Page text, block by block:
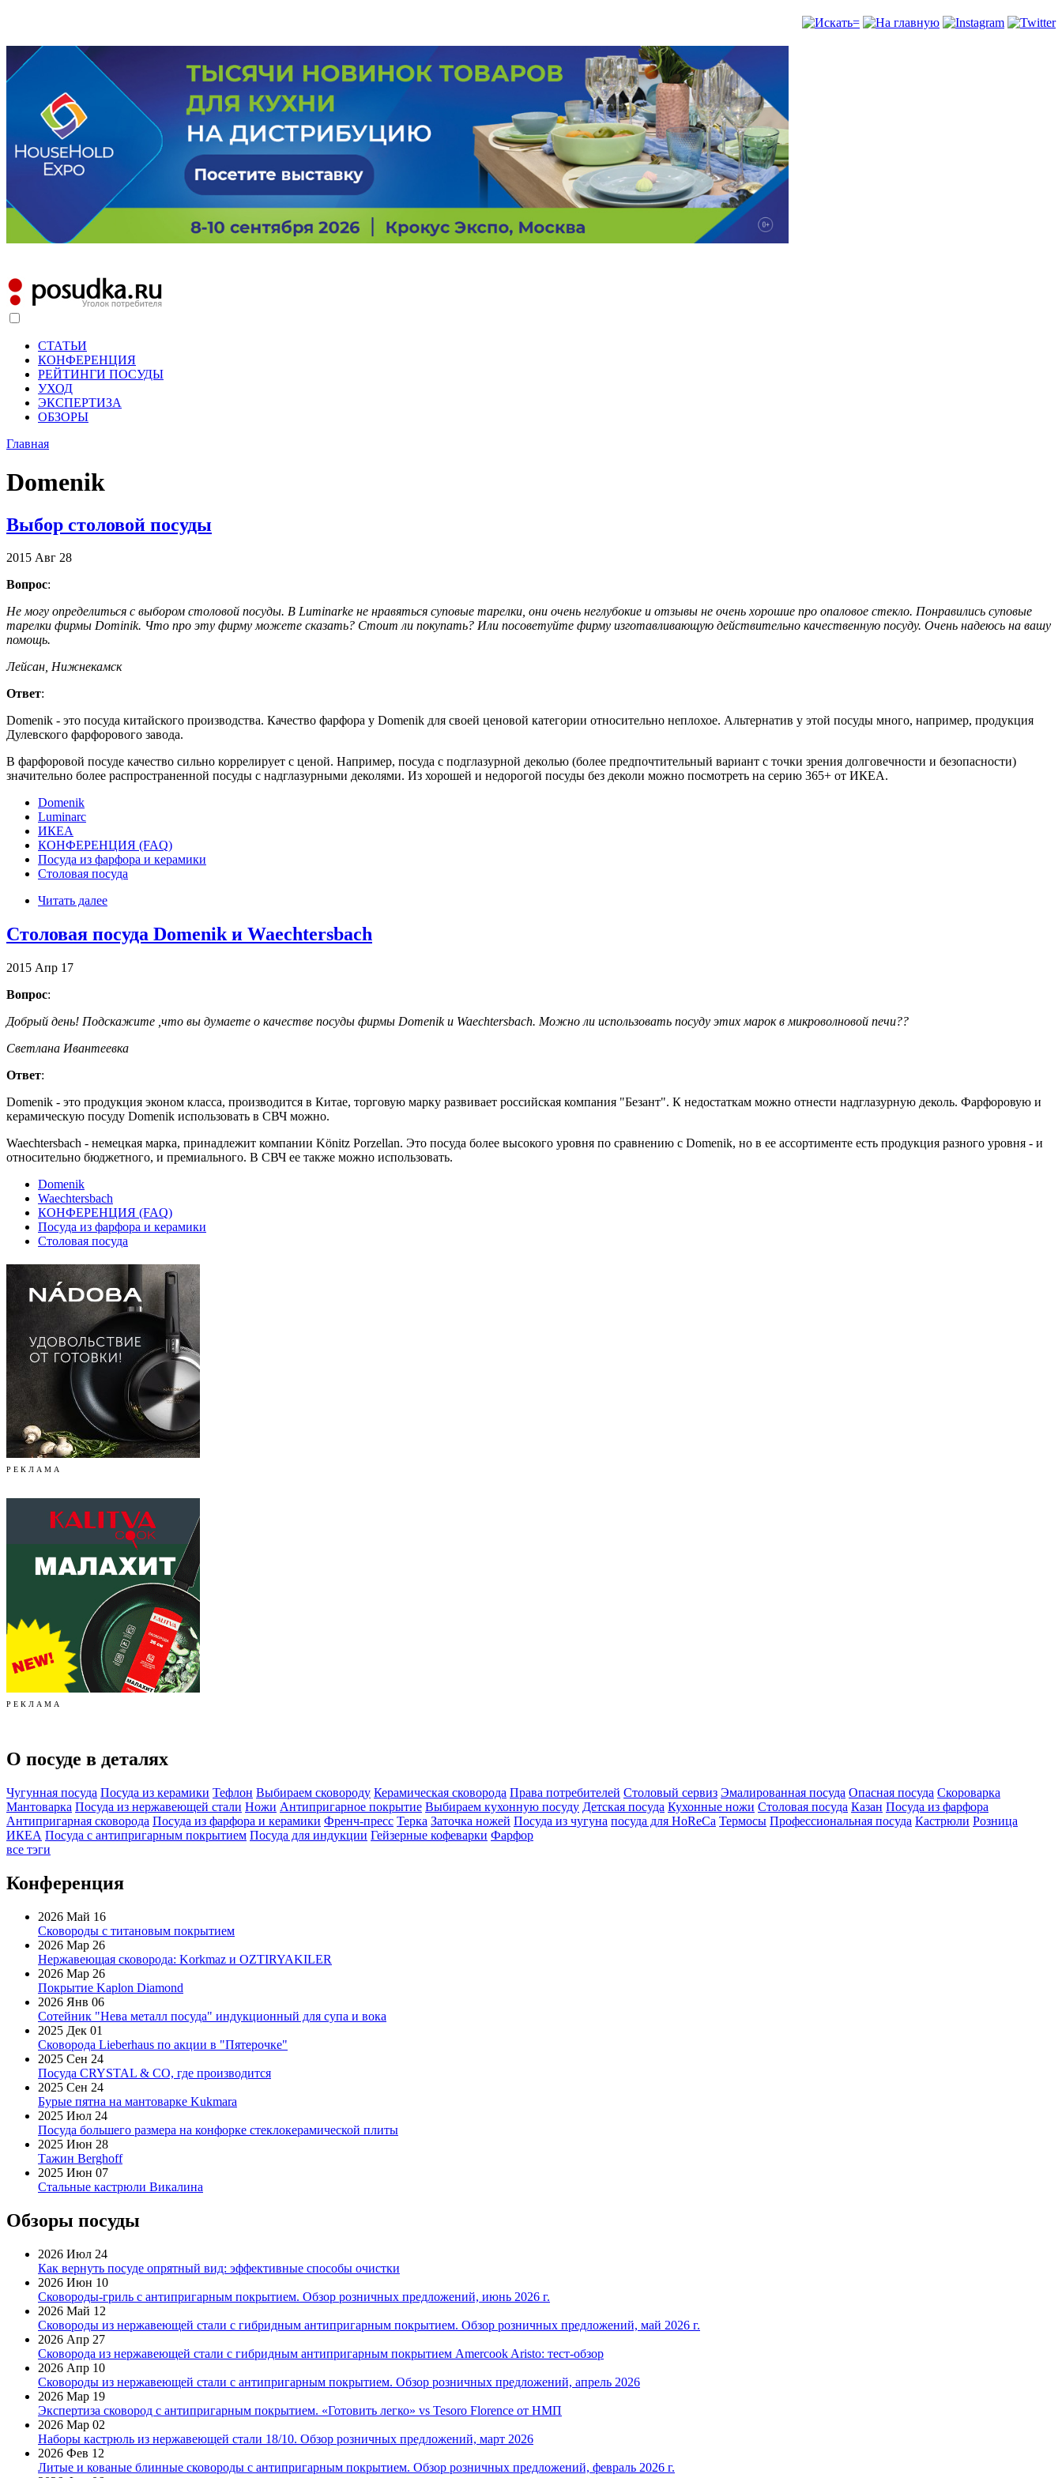
СТАТЬИ
КОНФЕРЕНЦИЯ
РЕЙТИНГИ ПОСУДЫ
УХОД
ЭКСПЕРТИЗА
ОБЗОРЫ
Главная
Domenik
Выбор столовой посуды
2015 Авг 28
Вопрос:
Не могу определиться с выбором столовой посуды. В Luminarkе не нравяться суповые тарелки, они очень неглубокие и отзывы не очень хорошие про опаловое стекло. Понравились суповые
тарелки фирмы Dominik. Что про эту фирму можете сказать? Стоит ли покупать? Или посоветуйте фирму изготавливающую действительно качественную посуду. Очень надеюсь на вашу
помощь.
Лейсан, Нижнекамск
Ответ:
Domenik - это посуда китайского производства. Качество фарфора у Domenik для своей ценовой категории относительно неплохое. Альтернатив у этой посуды много, например, продукция
Дулевского фарфорового завода.
В фарфоровой посуде качество сильно коррелирует с ценой. Например, посуда с подглазурной деколью (более предпочтительный вариант с точки зрения долговечности и безопасности)
значительно более распространенной посуды с надглазурными деколями. Из хорошей и недорогой посуды без деколи можно посмотреть на серию 365+ от ИКЕА.
Domenik
Luminarc
ИКЕА
КОНФЕРЕНЦИЯ (FAQ)
Посуда из фарфора и керамики
Столовая посуда
Читать далее
Столовая посуда Domenik и Waechtersbach
2015 Апр 17
Вопрос:
Добрый день! Подскажите ,что вы думаете о качестве посуды фирмы Domenik и Waechtersbach. Можно ли использовать посуду этих марок в микроволновой печи??
Светлана Ивантеевка
Ответ:
Domenik - это продукция эконом класса, производится в Китае, торговую марку развивает российская компания "Безант". К недостаткам можно отнести надглазурную деколь. Фарфоровую и
керамическую посуду Domenik использовать в СВЧ можно.
Waechtersbach - немецкая марка, принадлежит компании Könitz Porzellan. Это посуда более высокого уровня по сравнению с Domenik, но в ее ассортименте есть продукция разного уровня - и
относительно бюджетного, и премиального. В СВЧ ее также можно использовать.
Domenik
Waechtersbach
КОНФЕРЕНЦИЯ (FAQ)
Посуда из фарфора и керамики
Столовая посуда
Р Е К Л А М А
Р Е К Л А М А
О посуде в деталях
Чугунная посуда Посуда из керамики Тефлон Выбираем сковороду Керамическая сковорода Права потребителей Столовый сервиз Эмалированная посуда Опасная посуда Скороварка
Мантоварка Посуда из нержавеющей стали Ножи Антипригарное покрытие Выбираем кухонную посуду Детская посуда Кухонные ножи Столовая посуда Казан Посуда из фарфора
Антипригарная сковорода Посуда из фарфора и керамики Френч-пресс Терка Заточка ножей Посуда из чугуна посуда для HoReCa Термосы Профессиональная посуда Кастрюли Розница
ИКЕА Посуда с антипригарным покрытием Посуда для индукции Гейзерные кофеварки Фарфор
все тэги
Конференция
2026 Май 16
Сковороды с титановым покрытием
2026 Мар 26
Нержавеющая сковорода: Korkmaz и OZTIRYAKILER
2026 Мар 26
Покрытие Kaplon Diamond
2026 Янв 06
Сотейник "Нева металл посуда" индукционный для супа и вока
2025 Дек 01
Сковорода Lieberhaus по акции в "Пятерочке"
2025 Сен 24
Посуда CRYSTAL & CO, где производится
2025 Сен 24
Бурые пятна на мантоварке Kukmara
2025 Июл 24
Посуда большего размера на конфорке стеклокерамической плиты
2025 Июн 28
Тажин Berghoff
2025 Июн 07
Стальные кастрюли Викалина
Обзоры посуды
2026 Июл 24
Как вернуть посуде опрятный вид: эффективные способы очистки
2026 Июн 10
Сковороды-гриль с антипригарным покрытием. Обзор розничных предложений, июнь 2026 г.
2026 Май 12
Сковороды из нержавеющей стали с гибридным антипригарным покрытием. Обзор розничных предложений, май 2026 г.
2026 Апр 27
Сковорода из нержавеющей стали с гибридным антипригарным покрытием Amercook Aristo: тест-обзор
2026 Апр 10
Сковороды из нержавеющей стали с антипригарным покрытием. Обзор розничных предложений, апрель 2026
2026 Мар 19
Экспертиза сковород с антипригарным покрытием. «Готовить легко» vs Tesoro Florence от НМП
2026 Мар 02
Наборы кастрюль из нержавеющей стали 18/10. Обзор розничных предложений, март 2026
2026 Фев 12
Литые и кованые блинные сковороды с антипригарным покрытием. Обзор розничных предложений, февраль 2026 г.